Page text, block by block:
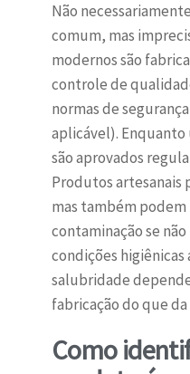
Não
comum, mas
modernos são
controle de
normas de
aplicável).
são aprovados
Produtos artesanais
mas também podem
contaminação se
condições higiênicas
salubridade
fabricação do que
Como